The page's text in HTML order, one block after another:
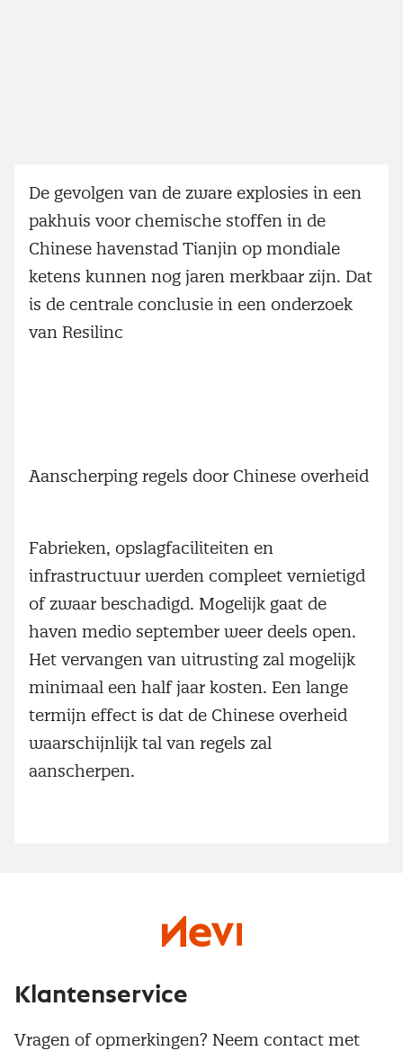
De gevolgen van de zware explosies in een
pakhuis voor chemische stoffen in de
Chinese havenstad Tianjin op mondiale
ketens kunnen nog jaren merkbaar zijn. Dat
is de centrale conclusie in een onderzoek
van Resilinc
Aanscherping regels door Chinese overheid
Fabrieken, opslagfaciliteiten en
infrastructuur werden compleet vernietigd
of zwaar beschadigd. Mogelijk gaat de
haven medio september weer deels open.
Het vervangen van uitrusting zal mogelijk
minimaal een half jaar kosten. Een lange
termijn effect is dat de Chinese overheid
waarschijnlijk tal van regels zal
aanscherpen.
Klantenservice
Vragen of opmerkingen? Neem contact met